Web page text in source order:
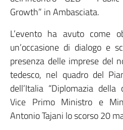
Growth” in Ambasciata.
L’evento ha avuto come
un’occasione di dialogo e
presenza delle imprese del
tedesco, nel quadro del
dell’Italia “Diplomazia
Vice Primo Ministro e
Antonio Tajani lo scorso 20